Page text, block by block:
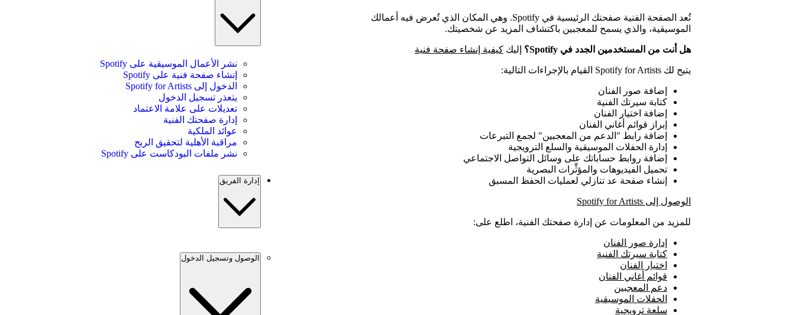
تُعد الصفحة الفنية صفحتك الرئيسية في Spotify. وهي المكان الذي تُعرض فيه أعمالك
الموسيقية، والذي يسمح للمعجبين باكتشاف المزيد عن شخصيتك.
هل أنت من المستخدمين الجدد في Spotify؟ إليك كيفية إنشاء صفحة فنية
يتيح لك Spotify for Artists القيام بالإجراءات التالية:
إضافة صور الفنان
كتابة سيرتك الفنية
إضافة اختيار الفنان
إبراز قوائم أغاني الفنان
إضافة رابط "الدعم من المعجبين" لجمع التبرعات
إدارة الحفلات الموسيقية والسلع الترويجية
إضافة روابط حساباتك على وسائل التواصل الاجتماعي
تحميل الفيديوهات والمؤثِّرات البصرية
إنشاء صفحة عد تنازلي لعمليات الحفظ المسبق
الوصول إلى Spotify for Artists
للمزيد من المعلومات عن إدارة صفحتك الفنية، اطلع على:
إدارة صور الفنان
كتابة سيرتك الفنية
اختيار الفنان
قوائم أغاني الفنان
دعم المعجبين
الحفلات الموسيقية
سلعة ترويجية
نشر الأعمال الموسيقية على Spotify
إنشاء صفحة فنية على Spotify
الدخول إلى Spotify for Artists
يتعذر تسجيل الدخول
تعديلات على علامة الاعتماد
إدارة صفحتك الفنية
عوائد الملكية
مراقبة الأهلية لتحقيق الربح
نشر ملفات البودكاست على Spotify
إدارة الفريق
الوصول وتسجيل الدخول